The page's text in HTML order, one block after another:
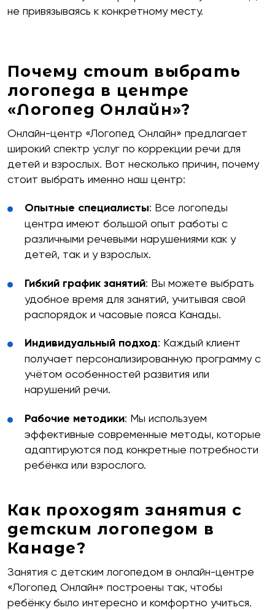
не привязываясь к конкретному месту.
Почему стоит выбрать
логопеда в центре
«Логопед Онлайн»?
Онлайн-центр «Логопед Онлайн» предлагает
широкий спектр услуг по коррекции речи для
детей и взрослых. Вот несколько причин, почему
стоит выбрать именно наш центр:
Опытные специалисты: Все логопеды
центра имеют большой опыт работы с
различными речевыми нарушениями как у
детей, так и у взрослых.
Гибкий график занятий: Вы можете выбрать
удобное время для занятий, учитывая свой
распорядок и часовые пояса Канады.
Индивидуальный подход: Каждый клиент
получает персонализированную программу с
учётом особенностей развития или
нарушений речи.
Рабочие методики: Мы используем
эффективные современные методы, которые
адаптируются под конкретные потребности
ребёнка или взрослого.
Как проходят занятия с
детским логопедом в
Канаде?
Занятия с детским логопедом в онлайн-центре
«Логопед Онлайн» построены так, чтобы
ребёнку было интересно и комфортно учиться.
бесплатную